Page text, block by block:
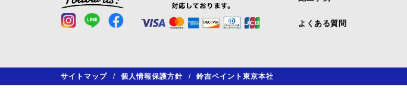
よくある質問
サイトマップ / 個人情報保護方針 / 鈴吉ペイント東京本社